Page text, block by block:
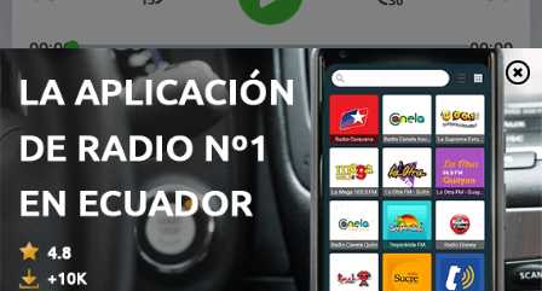
00:00 00:00
Episodios
1 - 001 | Introducción a Funados podcast